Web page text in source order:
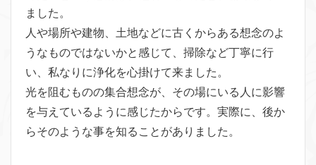
ました。
人や場所や建物、土地などに古くからある想念のよ
うなものではないかと感じて、掃除など丁寧に行
い、私なりに浄化を心掛けて来ました。
光を阻むものの集合想念が、その場にいる人に影響
を与えているように感じたからです。実際に、後か
らそのような事を知ることがありました。